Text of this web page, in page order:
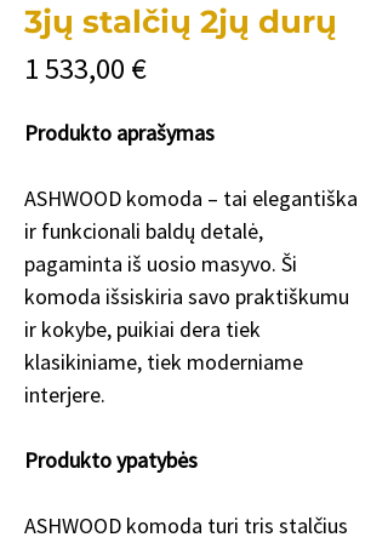
3jų stalčių 2jų durų
1 533,00 €Price
Produkto aprašymas
ASHWOOD komoda – tai elegantiška
ir funkcionali baldų detalė,
pagaminta iš uosio masyvo. Ši
komoda išsiskiria savo praktiškumu
ir kokybe, puikiai dera tiek
klasikiniame, tiek moderniame
interjere.
Produkto ypatybės
ASHWOOD komoda turi tris stalčius